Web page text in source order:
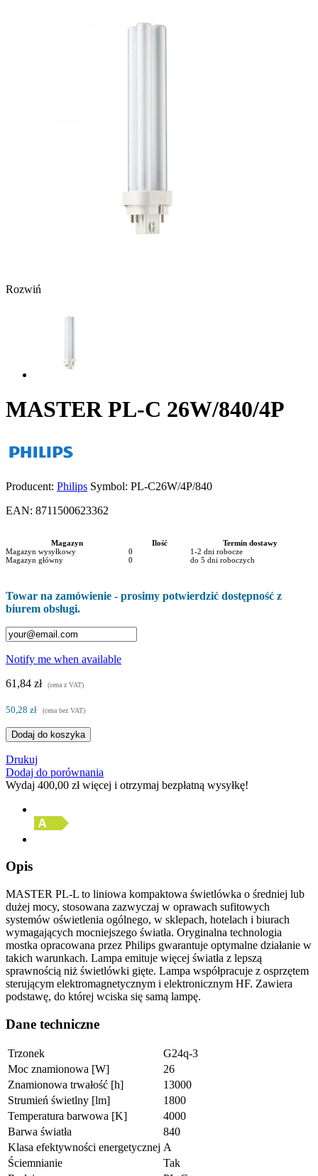
Rozwiń
MASTER PL-C 26W/840/4P
Producent: Philips Symbol: PL-C26W/4P/840
EAN: 8711500623362
Magazyn Ilość
Termin dostawy
Magazyn wysyłkowy
0
1-2 dni robocze
Magazyn główny
0 do 5 dni roboczych
Towar na zamówienie - prosimy potwierdzić dostępność z
biurem obsługi.
Notify me when available
61,84 zł
(cena z VAT)
50,28 zł (cena bez VAT)
Dodaj do koszyka
Drukuj
Dodaj do porównania
Wydaj 400,00 złwięcej i otrzymaj bezpłatną wysyłkę!
Opis
MASTER PL-L to liniowa kompaktowa świetlówka o średniej lub
dużej mocy, stosowana zazwyczaj w oprawach sufitowych
systemów oświetlenia ogólnego, w sklepach, hotelach i biurach
wymagających mocniejszego światła. Oryginalna technologia
mostka opracowana przez Philips gwarantuje optymalne działanie w
takich warunkach. Lampa emituje więcej światła z lepszą
sprawnością niż świetlówki gięte. Lampa współpracuje z osprzętem
sterującym elektromagnetycznym i elektronicznym HF. Zawiera
podstawę, do której wciska się samą lampę.
Dane techniczne
Trzonek
G24q-3
Moc znamionowa [W]
26
Znamionowa trwałość [h]
13000
Strumień świetlny [lm]
1800
Temperatura barwowa [K]
4000
Barwa światła
840
Klasa efektywności energetycznej A
Ściemnianie
Tak